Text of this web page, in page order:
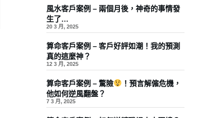
風水客戶案例 – 兩個月後，神奇的事情發
生了…
20 3 月, 2025
算命客戶案例 – 客戶好評如潮！我的預測
真的這麼神？
12 3 月, 2025
算命客戶案例 – 驚險
！預言解僱危機，
他如何逆風翻盤？
7 3 月, 2025